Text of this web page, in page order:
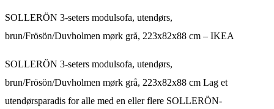
SOLLERÖN 3-seters modulsofa, utendørs,
brun/Frösön/Duvholmen mørk grå, 223x82x88 cm – IKEA
SOLLERÖN 3-seters modulsofa, utendørs,
brun/Frösön/Duvholmen mørk grå, 223x82x88 cm Lag et
utendørsparadis for alle med en eller flere SOLLERÖN-